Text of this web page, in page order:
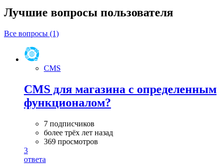
Лучшие вопросы пользователя
Все вопросы (1)
CMS
CMS для магазина с определенным
функционалом?
7 подписчиков
более трёх лет назад
369 просмотров
3
ответа